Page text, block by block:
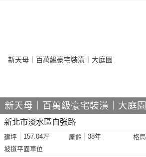
新天母｜百萬級豪宅裝潢｜大庭園
新北市淡水區自強路
建坪 157.04坪 屋齡 38年 格局
坡道平面車位